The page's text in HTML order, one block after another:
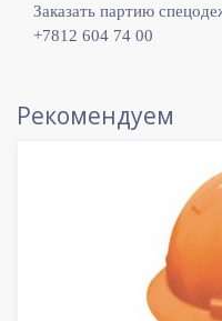
Заказать партию
+7812 604 74 00
Рекомендуем